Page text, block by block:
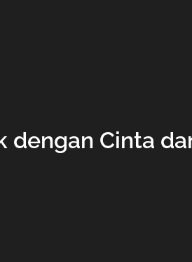
dengan Cinta